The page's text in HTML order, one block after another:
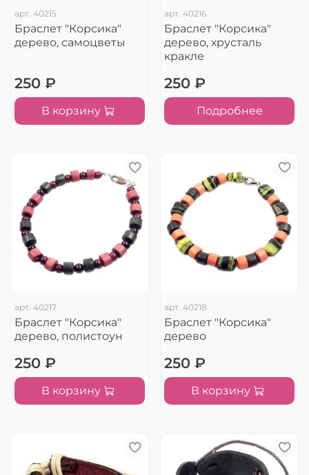
арт. 40215
Браслет "Корсика"
дерево, самоцветы
250 ₽
В корзину
арт. 40216
Браслет "Корсика"
дерево, хрусталь
кракле
250 ₽
Подробнее
арт. 40217
Браслет "Корсика"
дерево, полистоун
250 ₽
В корзину
арт. 40218
Браслет "Корсика"
дерево
250 ₽
В корзину